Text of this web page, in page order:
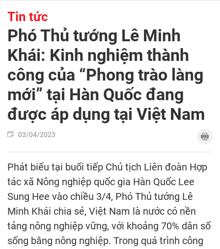
Tin tức
Phó Thủ tướng Lê Minh
Khái: Kinh nghiệm thành
công của “Phong trào làng
mới” tại Hàn Quốc đang
được áp dụng tại Việt Nam
03/04/2023
Phát biểu tại buổi tiếp Chủ tịch Liên đoàn Hợp
tác xã Nông nghiệp quốc gia Hàn Quốc Lee
Sung Hee vào chiều 3/4, Phó Thủ tướng Lê
Minh Khái chia sẻ, Việt Nam là nước có nền
tảng nông nghiệp vững, với khoảng 70% dân số
sống bằng nông nghiệp. Trong quá trình công